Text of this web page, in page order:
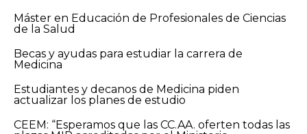
Máster en Educación de Profesionales de Ciencias
de la Salud
Becas y ayudas para estudiar la carrera de
Medicina
Estudiantes y decanos de Medicina piden
actualizar los planes de estudio
CEEM: “Esperamos que las CC.AA. oferten todas las